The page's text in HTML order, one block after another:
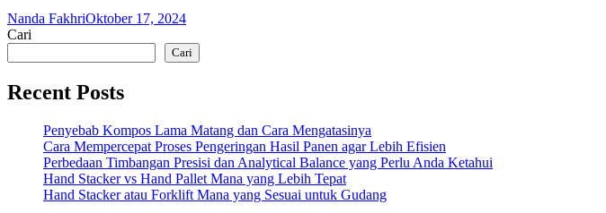
Nanda FakhriOktober 17, 2024
Cari
Cari
Recent Posts
Penyebab Kompos Lama Matang dan Cara Mengatasinya
Cara Mempercepat Proses Pengeringan Hasil Panen agar Lebih Efisien
Perbedaan Timbangan Presisi dan Analytical Balance yang Perlu Anda Ketahui
Hand Stacker vs Hand Pallet Mana yang Lebih Tepat
Hand Stacker atau Forklift Mana yang Sesuai untuk Gudang